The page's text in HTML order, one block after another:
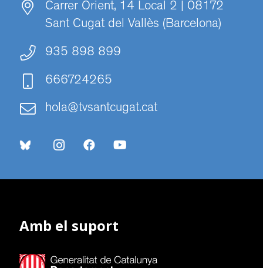
Carrer Orient, 14 Local 2 | 08172
Sant Cugat del Vallès (Barcelona)
935 898 899
666724265
hola@tvsantcugat.cat
Amb el suport